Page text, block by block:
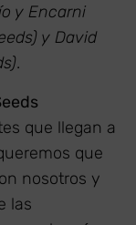
y Encarni
y David
.
que llegan a
que
nosotros y
las